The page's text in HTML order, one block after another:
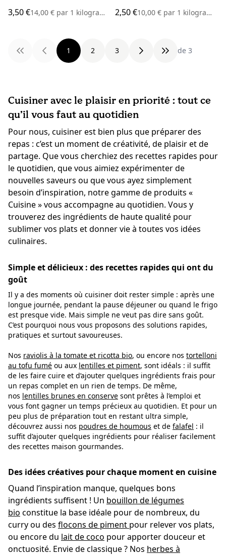
3,50 €14,00 € par 1 kilogramme
2,50 €10,00 € par 1 kilogramme
1 2 3 de 3
Cuisiner avec le plaisir en priorité : tout ce
qu’il vous faut au quotidien
Pour nous, cuisiner est bien plus que préparer des
repas : c’est un moment de créativité, de plaisir et de
partage. Que vous cherchiez des recettes rapides pour
le quotidien, que vous aimiez expérimenter de
nouvelles saveurs ou que vous ayez simplement
besoin d’inspiration, notre gamme de produits «
Cuisine » vous accompagne au quotidien. Vous y
trouverez des ingrédients de haute qualité pour
sublimer vos plats et donner vie à toutes vos idées
culinaires.
Simple et délicieux : des recettes rapides qui ont du
goût
Il y a des moments où cuisiner doit rester simple : après une
longue journée, pendant la pause déjeuner ou quand le frigo
est presque vide. Mais simple ne veut pas dire sans goût.
C’est pourquoi nous vous proposons des solutions rapides,
pratiques et surtout savoureuses.
Nos raviolis à la tomate et ricotta bio, ou encore nos tortelloni
au tofu fumé ou aux lentilles et piment, sont idéals : il suffit
de les faire cuire et d’ajouter quelques ingrédients frais pour
un repas complet en un rien de temps. De même,
nos lentilles brunes en conserve sont prêtes à l’emploi et
vous font gagner un temps précieux au quotidien. Et pour un
peu plus de préparation tout en restant ultra simple,
découvrez aussi nos poudres de houmous et de falafel : il
suffit d’ajouter quelques ingrédients pour réaliser facilement
des recettes maison gourmandes.
Des idées créatives pour chaque moment en cuisine
Quand l’inspiration manque, quelques bons
ingrédients suffisent ! Un bouillon de légumes
bio constitue la base idéale pour de nombreux, du
curry ou des flocons de piment pour relever vos plats,
ou encore du lait de coco pour apporter douceur et
onctuosité. Envie de classique ? Nos herbes à